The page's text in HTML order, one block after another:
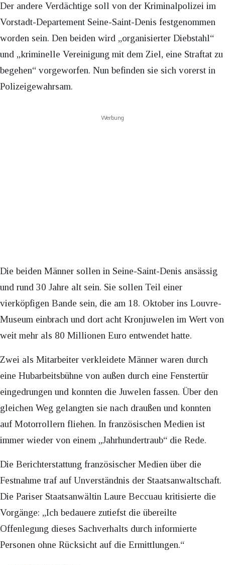
Der andere Verdächtige soll von der Kriminalpolizei im
Vorstadt-Departement Seine-Saint-Denis festgenommen
worden sein. Den beiden wird „organisierter Diebstahl“
und „kriminelle Vereinigung mit dem Ziel, eine Straftat zu
begehen“ vorgeworfen. Nun befinden sie sich vorerst in
Polizeigewahrsam.
Werbung
Die beiden Männer sollen in Seine-Saint-Denis ansässig
und rund 30 Jahre alt sein. Sie sollen Teil einer
vierköpfigen Bande sein, die am 18. Oktober ins Louvre-
Museum einbrach und dort acht Kronjuwelen im Wert von
weit mehr als 80 Millionen Euro entwendet hatte.
Zwei als Mitarbeiter verkleidete Männer waren durch
eine Hubarbeitsbühne von außen durch eine Fenstertür
eingedrungen und konnten die Juwelen fassen. Über den
gleichen Weg gelangten sie nach draußen und konnten
auf Motorrollern fliehen. In französischen Medien ist
immer wieder von einem „Jahrhundertraub“ die Rede.
Die Berichterstattung französischer Medien über die
Festnahme traf auf Unverständnis der Staatsanwaltschaft.
Die Pariser Staatsanwältin Laure Beccuau kritisierte die
Vorgänge: „Ich bedauere zutiefst die übereilte
Offenlegung dieses Sachverhalts durch informierte
Personen ohne Rücksicht auf die Ermittlungen.“